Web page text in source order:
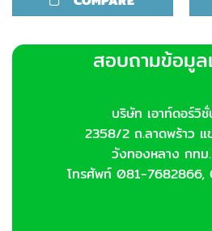
has
variants.
The
chosen
on
product
สอบถามข้อมูล
บริษัท เอาท์ดอร์วิ
2358/2 ถ.ลาดพร้าว
วังทองหลาง กท
โทรศัพท์ 081-